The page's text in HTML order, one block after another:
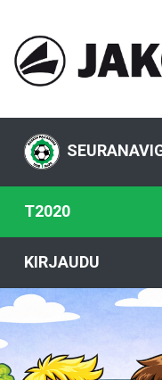
T2020
KIRJAUDU